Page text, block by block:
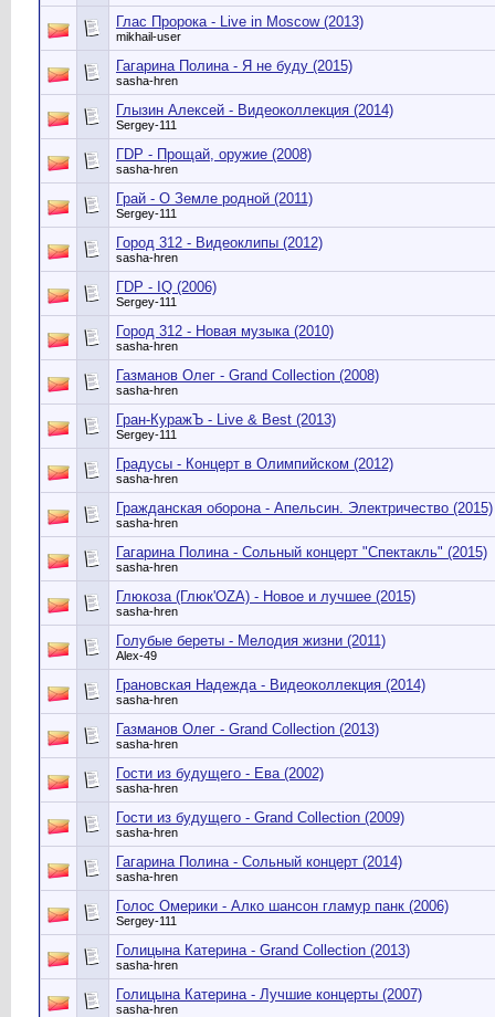
Глас Пророка - Live in Moscow (2013)
mikhail-user
Гагарина Полина - Я не буду (2015)
sasha-hren
Глызин Алексей - Видеоколлекция (2014)
Sergey-111
ГDР - Прощай, оружие (2008)
sasha-hren
Грай - О Земле родной (2011)
Sergey-111
Город 312 - Видеоклипы (2012)
sasha-hren
ГDР - IQ (2006)
Sergey-111
Город 312 - Новая музыка (2010)
sasha-hren
Газманов Олег - Grand Collection (2008)
sasha-hren
Гран-КуражЪ - Live & Best (2013)
Sergey-111
Градусы - Концерт в Олимпийском (2012)
sasha-hren
Гражданская оборона - Апельсин. Электричество (2015)
sasha-hren
Гагарина Полина - Сольный концерт "Спектакль" (2015)
sasha-hren
Глюкоза (Глюк'OZA) - Новое и лучшее (2015)
sasha-hren
Голубые береты - Мелодия жизни (2011)
Alex-49
Грановская Надежда - Видеоколлекция (2014)
sasha-hren
Газманов Олег - Grand Сollection (2013)
sasha-hren
Гости из будущего - Ева (2002)
sasha-hren
Гости из будущего - Grand Collection (2009)
sasha-hren
Гагарина Полина - Сольный концерт (2014)
sasha-hren
Голос Омерики - Алко шансон гламур панк (2006)
Sergey-111
Голицына Катерина - Grand Сollection (2013)
sasha-hren
Голицына Катерина - Лучшие концерты (2007)
sasha-hren